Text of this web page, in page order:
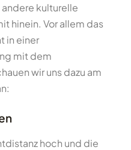
kulturelle
hinein. Vor allem das
in einer
mit dem
wir uns dazu am
hoch und die